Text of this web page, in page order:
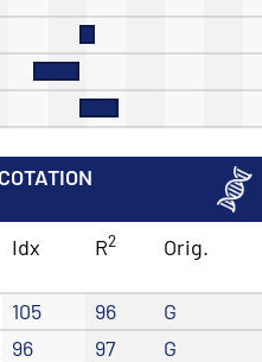
Idx
R2 Orig.
105 96
G
96 97
G